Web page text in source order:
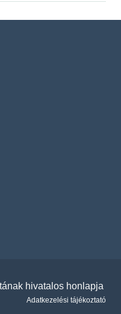
hivatalos honlapja
Adatkezelési tájékoztató